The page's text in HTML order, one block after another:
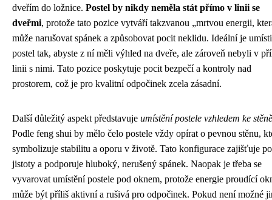
dveřím do ložnice. Postel by nikdy neměla stát přímo v linii se
dveřmi, protože tato pozice vytváří takzvanou „mrtvou energii,
může narušovat spánek a způsobovat pocit neklidu. Ideální je
postel tak, abyste z ní měli výhled na dveře, ale zároveň nebyli v
linii s nimi. Tato pozice poskytuje pocit bezpečí a kontroly nad
prostorem, což je pro kvalitní odpočinek zcela zásadní.
Další důležitý aspekt představuje umístění postele vzhledem ke stěně
Podle feng shui by mělo čelo postele vždy opírat o pevnou stěnu,
symbolizuje stabilitu a oporu v životě. Tato konfigurace zajišťuje
jistoty a podporuje hluboký, nerušený spánek. Naopak je třeba se
vyvarovat umístění postele pod oknem, protože energie proudící
může být příliš aktivní a rušivá pro odpočinek. Pokud není možné